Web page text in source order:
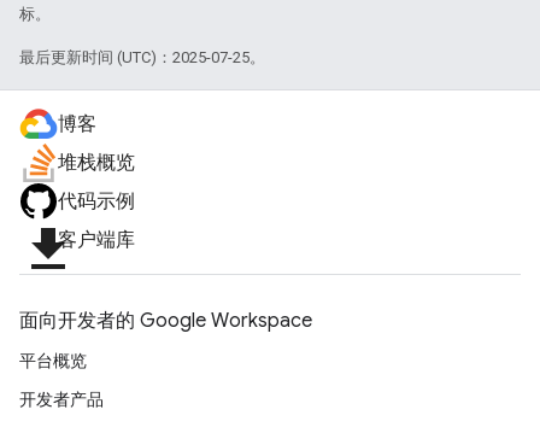
标。
最后更新时间 (UTC)：2025-07-25。
博客
堆栈概览
代码示例
file_download客户端库
面向开发者的 Google Workspace
平台概览
开发者产品